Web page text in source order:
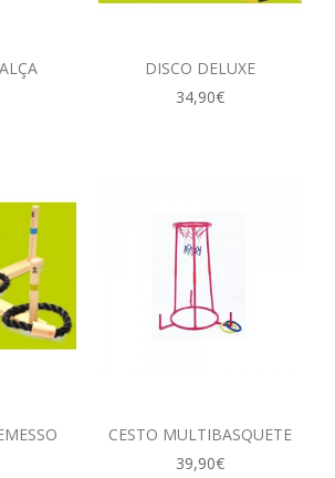
DISCO DELUXE
34,90€
CESTO MULTIBASQUETE
39,90€